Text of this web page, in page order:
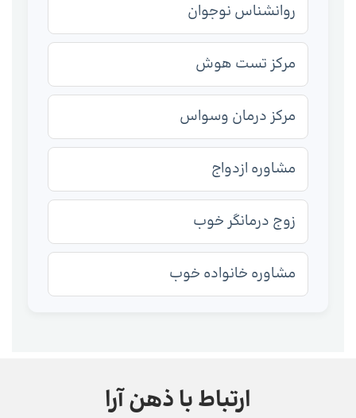
روانشناس نوجوان
مرکز تست هوش
مرکز درمان وسواس
مشاوره ازدواج
زوج درمانگر خوب
مشاوره خانواده خوب
ارتباط با ذهن آرا